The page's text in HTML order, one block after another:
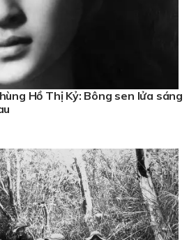
Hồ Thị Kỷ: Bông sen lửa sáng